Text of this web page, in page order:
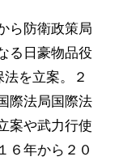
ら防衛政策局
る日豪物品役
を立案。２
際法局国際法
案や武力行使
６年から２０